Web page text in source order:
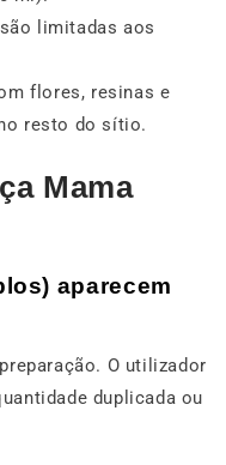
limitadas aos
flores, resinas e
resto do sítio.
Mama
aparecem
O utilizador
duplicada ou